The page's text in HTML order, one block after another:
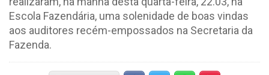
Escola Fazendária, uma solenidade de boas vindas
aos auditores recém-empossados na Secretaria da
Fazenda.